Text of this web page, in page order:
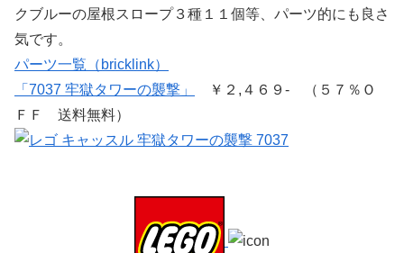
クブルーの屋根スロープ３種１１個等、パーツ的にも良さ
気です。
パーツ一覧（bricklink）
「7037 牢獄タワーの襲撃」
￥２,４６９- （５７％Ｏ
ＦＦ 送料無料）